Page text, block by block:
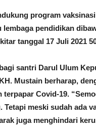
program
pendidikan
tanggal 17 Juli 2021
santri Darul Ulum
Mustain berharap,
Covid-19.
Tetapi meski sudah ada
juga menghindari